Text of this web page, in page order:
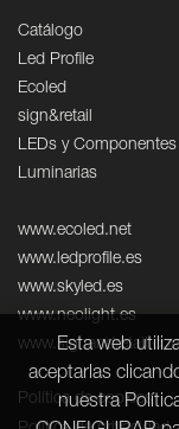
Catálogo
Led Profile
Ecoled
sign&retail
LEDs y Componentes
Luminarias
www.ecoled.net
www.ledprofile.es
www.skyled.es
www.neolight.es
Política de cookies
Esta web
aceptarlas
nuestra